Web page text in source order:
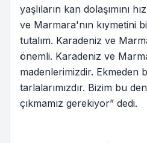
yaşlıların kan dolaşımını
ve Marmara'nın kıymetini
tutalım. Karadeniz ve
önemli. Karadeniz ve
madenlerimizdir. Ekmeden
tarlalarımızdır. Bizim bu
çıkmamız gerekiyor” dedi.